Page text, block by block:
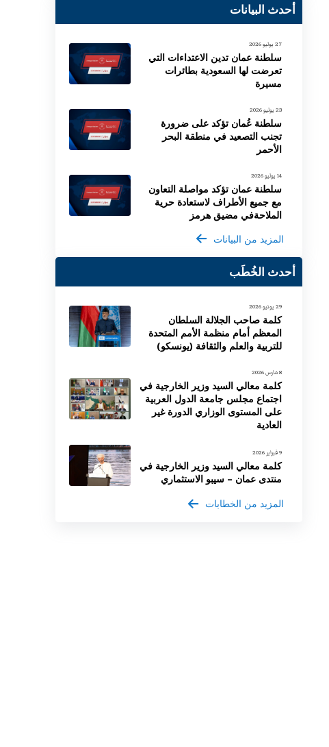
أحدث البيانات
27 يوليو 2026
سلطنة عمان تدين الاعتداءات التي
تعرضت لها السعودية بطائرات
مسيرة
23 يوليو 2026
سلطنة عُمان تؤكد على ضرورة
تجنب التصعيد في منطقة البحر
الأحمر
14 يوليو 2026
سلطنة عمان تؤكد مواصلة التعاون
مع جميع الأطراف لاستعادة حرية
الملاحةفي مضيق هرمز
المزيد من البيانات
أحدث الخُطَب
29 يونيو 2026
كلمة صاحب الجلالة السلطان
المعظم أمام منظمة الأمم المتحدة
للتربية والعلم والثقافة (يونسكو)
8 مارس 2026
كلمة معالي السيد وزير الخارجية في
اجتماع مجلس جامعة الدول العربية
على المستوى الوزاري الدورة غير
العادية
9 فبراير 2026
كلمة معالي السيد وزير الخارجية في
منتدى عمان – سيبو الاستثماري
المزيد من الخطابات